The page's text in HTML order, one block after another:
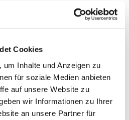
Cookies
Inhalte und Anzeigen zu
für soziale Medien anbieten
auf unsere Website zu
wir Informationen zu Ihrer
an unsere Partner für
Kundenbetrieb Firmen PKW
in dem Ihnen
Entwicklung gegeben